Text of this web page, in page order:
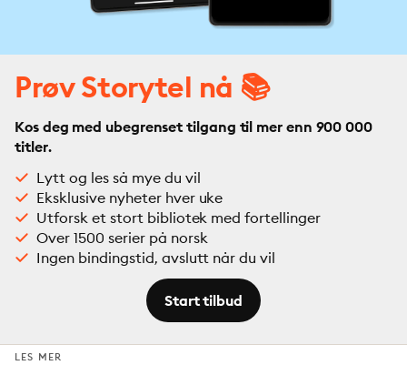
Prøv Storytel nå 📚
Kos deg med ubegrenset tilgang til mer enn 900 000
titler.
Lytt og les så mye du vil
Eksklusive nyheter hver uke
Utforsk et stort bibliotek med fortellinger
Over 1500 serier på norsk
Ingen bindingstid, avslutt når du vil
Start tilbud
LES MER